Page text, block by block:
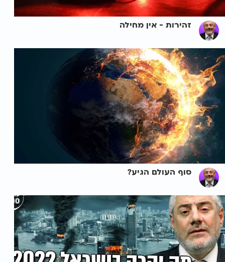
זהירות - אין מחילה
סוף העולם הגיע?